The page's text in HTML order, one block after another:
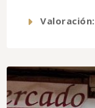
Valoración: